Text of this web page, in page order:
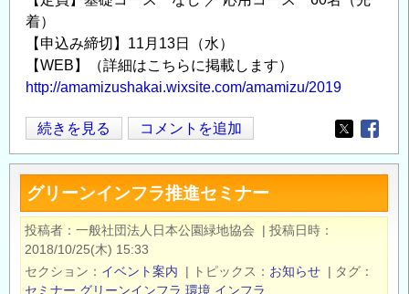
着）
【申込み締切】11月13日（水）
【WEB】（詳細はこちらに掲載します）
http://amamizushakai.wixsite.com/amamizu/2019
「あ
ま
み
ず
コ
ー
デ
ィ
続きを見る コメントを追加
Opens in
グリーンインフラ推進セミナー
投稿者 一般社団法人日本公園緑地協会 | 投稿日時
2018/10/25(木) 15:33
セクション
イベント案内 | トピックス お知らせ | タグ
セミナー グリーンインフラ 環境 インフラ